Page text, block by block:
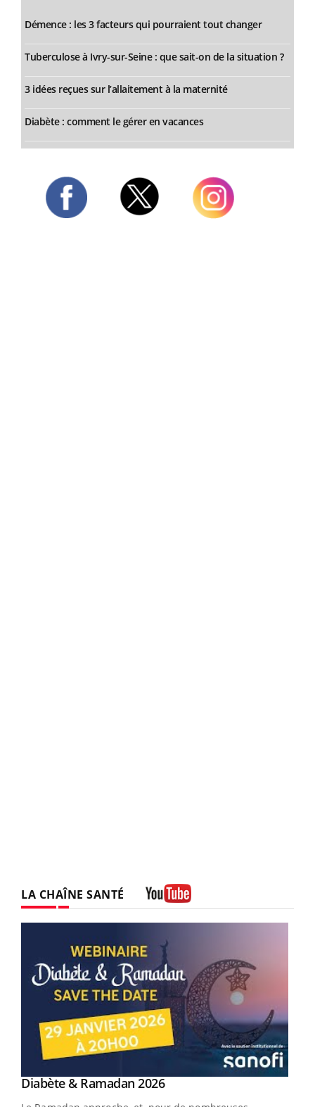
Démence : les 3 facteurs qui pourraient tout changer
Tuberculose à Ivry-sur-Seine : que sait-on de la situation ?
3 idées reçues sur l’allaitement à la maternité
Diabète : comment le gérer en vacances
LA CHAÎNE SANTÉ
Youtube
Diabète & Ramadan 2026Youtube